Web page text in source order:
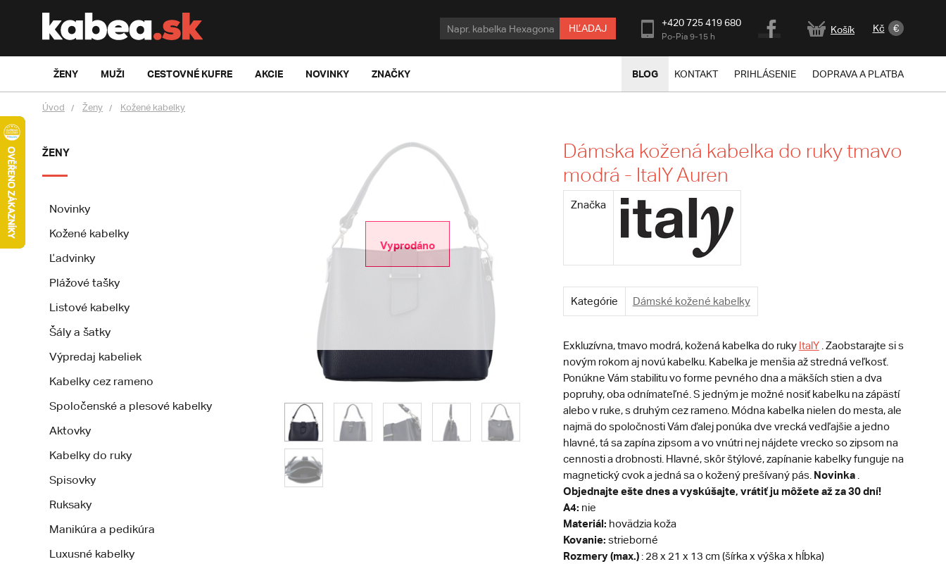
HĽADAJ +420 725 419 680
Po-Pia 9-15 h
Košík Kč €
ŽENY MUŽI CESTOVNÉ KUFRE AKCIE NOVINKY ZNAČKY BLOG KONTAKT PRIHLÁSENIE DOPRAVA A PLATBA
Úvod Ženy Kožené kabelky
ŽENY
Novinky
Kožené kabelky
Ľadvinky
Plážové tašky
Listové kabelky
Šály a šatky
Výpredaj kabeliek
Kabelky cez rameno
Spoločenské a plesové kabelky
Aktovky
Kabelky do ruky
Spisovky
Ruksaky
Manikúra a pedikúra
Luxusné kabelky
Vyprodáno
Dámska kožená kabelka do ruky tmavo
modrá - ItalY Auren
Značka
Kategórie Dámské kožené kabelky
Exkluzívna, tmavo modrá, kožená kabelka do ruky ItalY. Zaobstarajte si s
novým rokom aj novú kabelku. Kabelka je menšia až stredná veľkosť.
Ponúkne Vám stabilitu vo forme pevného dna a mäkších stien a dva
popruhy, oba odnímateľné. S jedným je možné nosiť kabelku na zápästí
alebo v ruke, s druhým cez rameno. Módna kabelka nielen do mesta, ale
najmä do spoločnosti Vám ďalej ponúka dve vrecká vedľajšie a jedno
hlavné, tá sa zapína zipsom a vo vnútri nej nájdete vrecko so zipsom na
cennosti a drobnosti. Hlavné, skôr štýlové, zapínanie kabelky funguje na
magnetický cvok a jedná sa o kožený prešívaný pás. Novinka.
Objednajte ešte dnes a vyskúšajte, vrátiť ju môžete až za 30 dní!
A4: nie
Materiál: hovädzia koža
Kovanie: strieborné
Rozmery (max.): 28 x 21 x 13 cm (šírka x výška x hĺbka)